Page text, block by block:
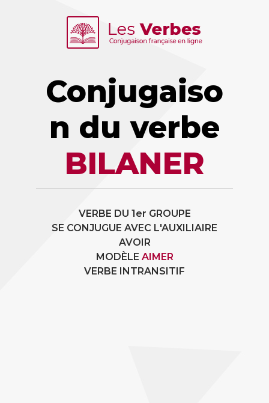
Conjugaiso
n du verbe
BILANER
VERBE DU 1er GROUPE
SE CONJUGUE AVEC L'AUXILIAIRE
AVOIR
MODÈLE AIMER
VERBE INTRANSITIF